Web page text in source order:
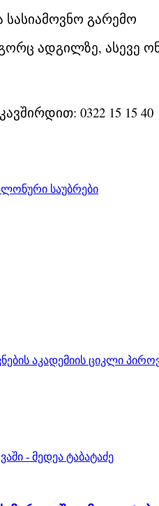
გარემო
ადგილზე, ასევე
0322 15 15 40
საუბრები